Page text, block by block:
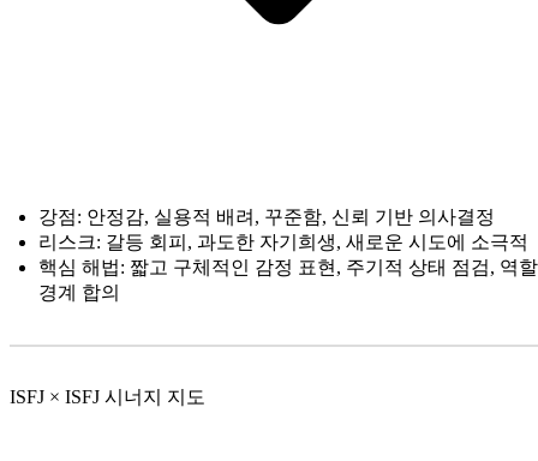
강점: 안정감, 실용적 배려, 꾸준함, 신뢰 기반 의사결정
리스크: 갈등 회피, 과도한 자기희생, 새로운 시도에 소극적
핵심 해법: 짧고 구체적인 감정 표현, 주기적 상태 점검, 역
경계 합의
ISFJ × ISFJ 시너지 지도